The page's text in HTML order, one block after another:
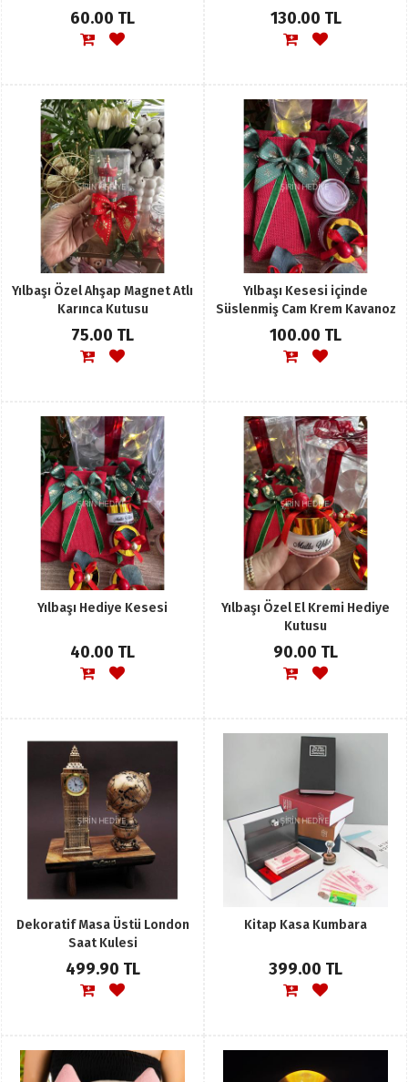
60.00 TL 130.00 TL
Yılbaşı Özel Ahşap Magnet Atlı
Karınca Kutusu
75.00 TL
Yılbaşı Kesesi içinde
Süslenmiş Cam Krem Kavanoz
Set
100.00 TL
Yılbaşı Hediye Kesesi
40.00 TL
Yılbaşı Özel El Kremi Hediye
Kutusu
90.00 TL
Dekoratif Masa Üstü London
Saat Kulesi
499.90 TL
Kitap Kasa Kumbara
399.00 TL